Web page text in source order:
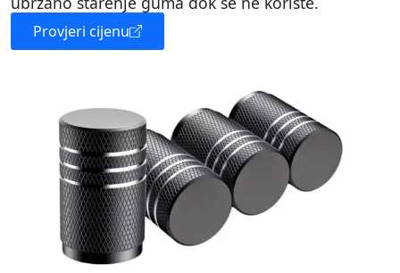
Provjeri cijenu